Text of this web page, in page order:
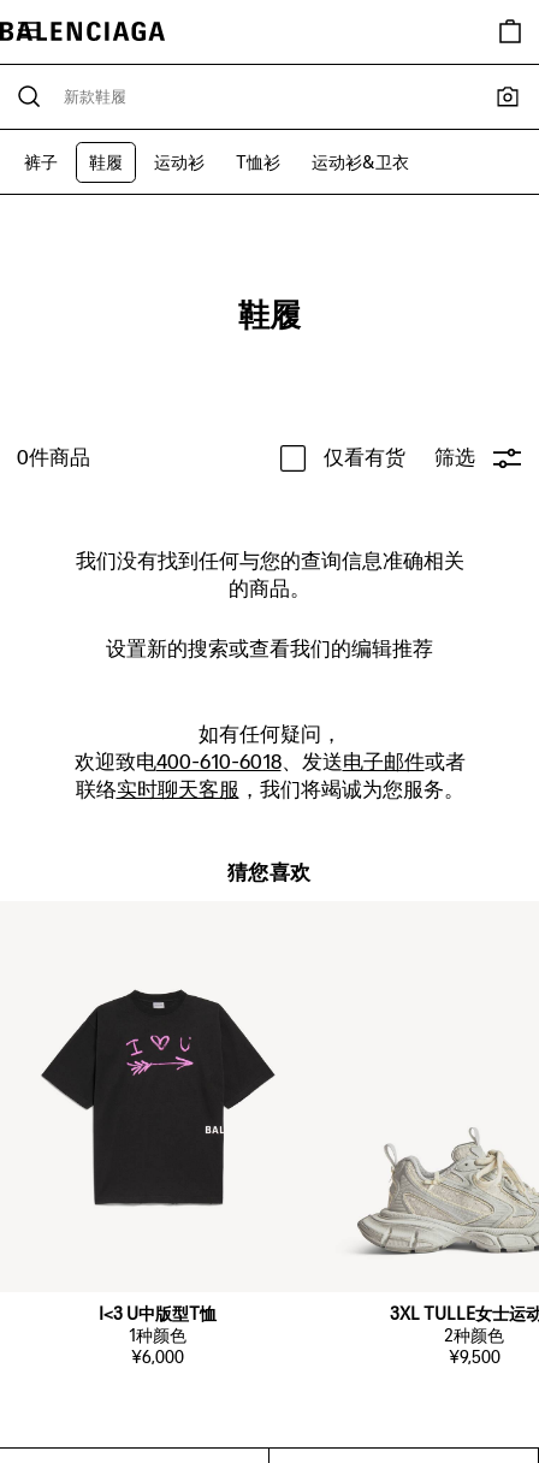
裤子 鞋履 运动衫 T恤衫 运动衫&卫衣
鞋履
0件商品 仅看有货 筛选
我们没有找到任何与您的查询信息准确相关
的商品。
设置新的搜索或查看我们的编辑推荐
如有任何疑问，
欢迎致电400-610-6018、发送电子邮件或者
联络实时聊天客服 ，我们将竭诚为您服务。
猜您喜欢
I<3 U中版型T恤
1种颜色
¥6,000
3XL TULLE女士运
2种颜色
¥9,500